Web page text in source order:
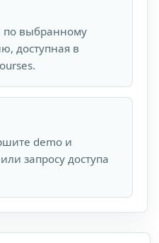
по выбранному
доступная в
demo и
запросу доступа